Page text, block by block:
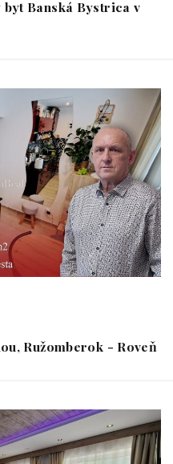
Banská Bystrica v
Ružomberok - Roveň